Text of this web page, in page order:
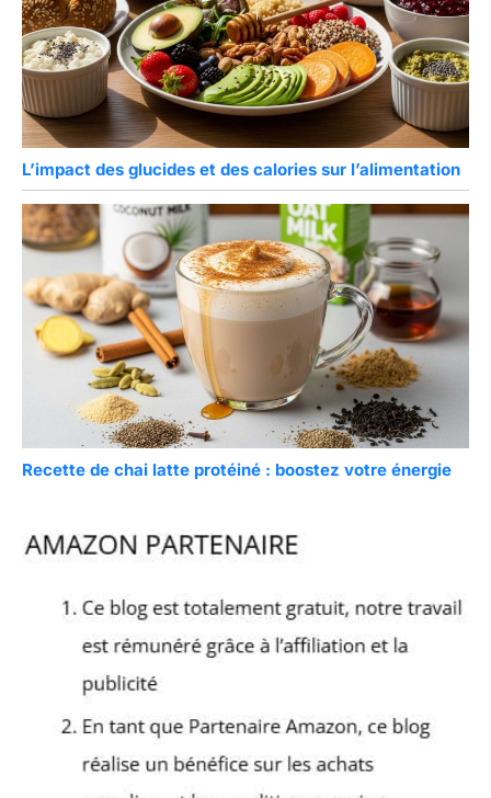
L’impact des glucides et des calories sur l’alimentation
Recette de chai latte protéiné : boostez votre énergie